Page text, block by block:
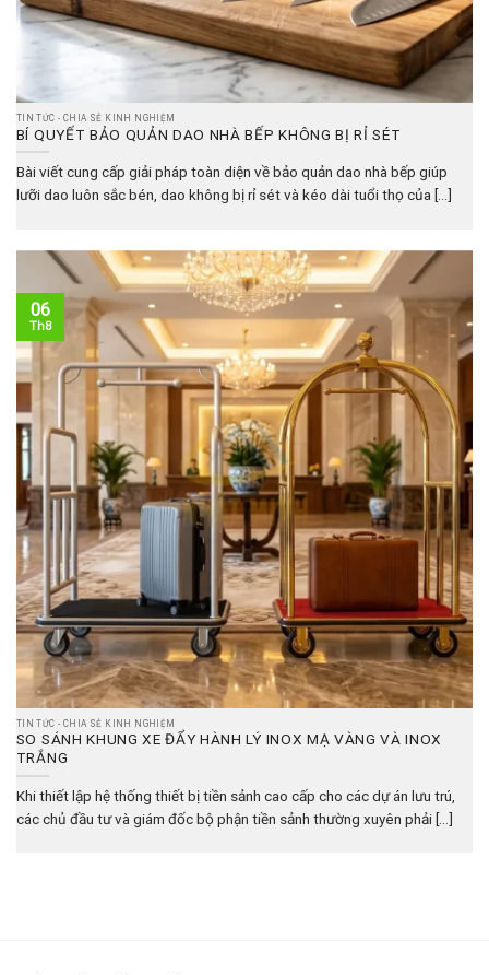
TIN TỨC - CHIA SẺ KINH NGHIỆM
BÍ QUYẾT BẢO QUẢN DAO NHÀ BẾP KHÔNG BỊ RỈ SÉT
Bài viết cung cấp giải pháp toàn diện về bảo quản dao nhà bếp giúp
lưỡi dao luôn sắc bén, dao không bị rỉ sét và kéo dài tuổi thọ của [...]
TIN TỨC - CHIA SẺ KINH NGHIỆM
SO SÁNH KHUNG XE ĐẨY HÀNH LÝ INOX MẠ VÀNG VÀ INOX
TRẮNG
Khi thiết lập hệ thống thiết bị tiền sảnh cao cấp cho các dự án lưu trú,
các chủ đầu tư và giám đốc bộ phận tiền sảnh thường xuyên phải [...]
06
Th8